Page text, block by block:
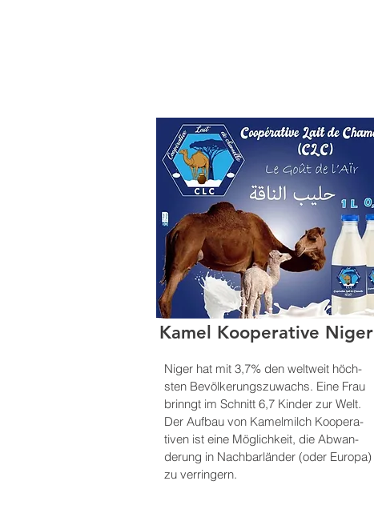
Kamel Kooperative Niger
Niger hat mit 3,7% den weltweit höch­
sten Bevölkerungszuwachs. Eine Frau
brinngt im Schnitt 6,7 Kinder zur Welt.
Der Aufbau von Kamelmilch Koopera­
tiven ist eine Möglichkeit, die Abwan­
der­ung in Nachbarländer (oder Euro­pa)
zu verringern.